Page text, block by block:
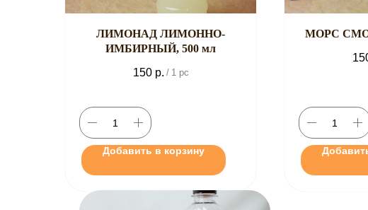
ЛИМОНАД ЛИМОННО-
ИМБИРНЫЙ, 500 мл
150 р. / 1 pc
Добавить в корзину
МОРС